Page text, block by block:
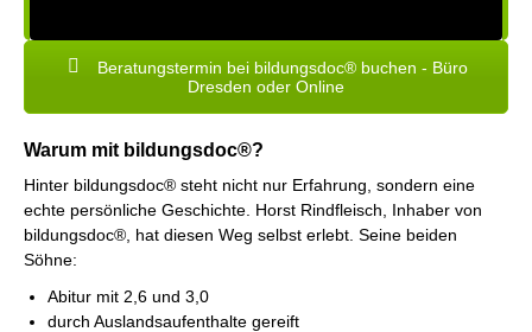
Beratungstermin bei bildungsdoc® buchen - Büro
Dresden oder Online
Warum mit bildungsdoc®?
Hinter bildungsdoc® steht nicht nur Erfahrung, sondern eine
echte persönliche Geschichte. Horst Rindfleisch, Inhaber von
bildungsdoc®, hat diesen Weg selbst erlebt. Seine beiden
Söhne:
Abitur mit 2,6 und 3,0
durch Auslandsaufenthalte gereift